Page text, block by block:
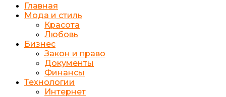
Главная
Мода и стиль
Красота
Любовь
Бизнес
Закон и право
Документы
Финансы
Технологии
Интернет